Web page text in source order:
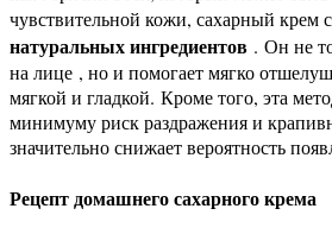
чувствительной кожи, сахарный крем
натуральных ингредиентов . Он не
на лице , но и помогает мягко
мягкой и гладкой. Кроме того, эта
минимуму риск раздражения и
значительно снижает вероятность
Рецепт домашнего сахарного крема